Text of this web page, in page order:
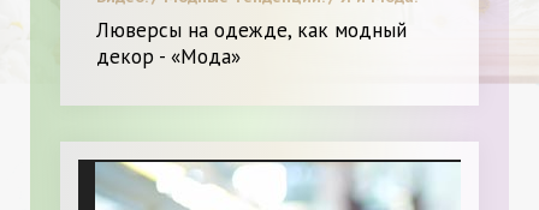
Люверсы на одежде, как модный
декор - «Мода»